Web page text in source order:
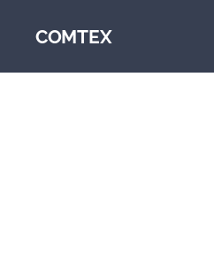
COMTEX